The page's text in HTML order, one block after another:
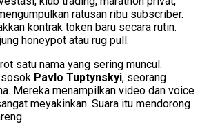
ratusan ribu subscriber.
kontrak token baru secara rutin.
honeypot atau rug pull.
satu nama yang sering muncul.
sosok Pavlo Tuptynskyi, seorang
Mereka menampilkan video dan voice
meyakinkan. Suara itu mendorong